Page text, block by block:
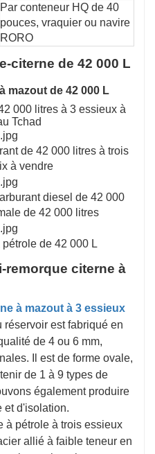
Par conteneur HQ de 40
pouces, vraquier ou navire
RORO
citerne de 42 000 L
000 litres à 3 essieux à
Tchad
de 42 000 litres à trois
à vendre
diesel de 42 000
de 42 000 litres
de 42 000 L
remorque citerne à
à mazout à 3 essieux
réservoir est fabriqué en
de 4 ou 6 mm,
Il est de forme ovale,
de 1 à 9 types de
également produire
et d'isolation.
à pétrole à trois essieux
allié à faible teneur en